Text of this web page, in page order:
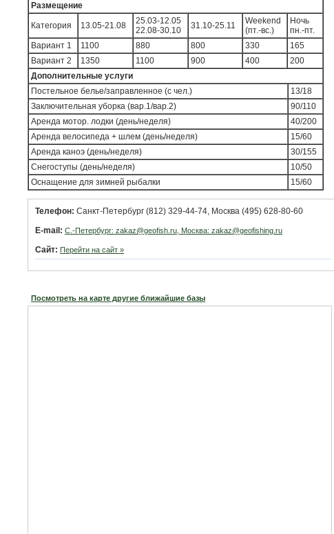
Размещение
Категория 13.05-21.08
25.03-12.05
22.08-30.10
31.10-25.11
Weekend
(пт.-вс.)
Ночь
пн.-пт.
Вариант 1
1100 880 800 330
165
Вариант 2
1350 1100 900 400
200
Дополнительные услуги
Постельное белье/заправленное (с чел.)
13/18
Заключительная уборка (вар.1/вар.2)
90/110
Аренда мотор. лодки (день/неделя)
40/200
Аренда велосипеда + шлем (день/неделя)
15/60
Аренда каноэ (день/неделя)
30/155
Снегоступы (день/неделя)
10/50
Оснащение для зимней рыбалки
15/60
Телефон: Cанкт-Петербург (812) 329-44-74, Москва (495) 628-80-60
E-mail: С.-Петербург: zakaz@geofish.ru, Москва: zakaz@geofishing.ru
Сайт: Перейти на сайт »
Посмотреть на карте другие ближайшие базы